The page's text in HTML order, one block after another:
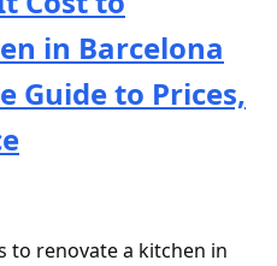
in Barcelona
Guide to Prices,
to renovate a kitchen in